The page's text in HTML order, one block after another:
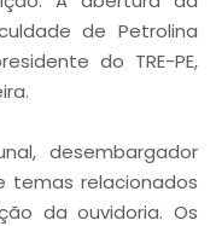
de Petrolina
do TRE-PE,
desembargador
temas relacionados
da ouvidoria. Os